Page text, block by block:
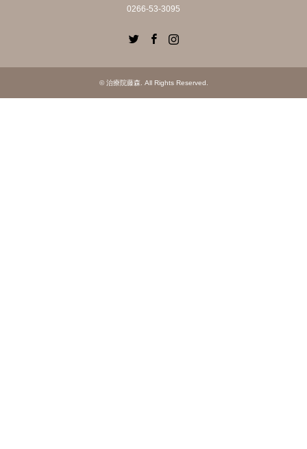
0266-53-3095
©治療院藤森 . All Rights Reserved.